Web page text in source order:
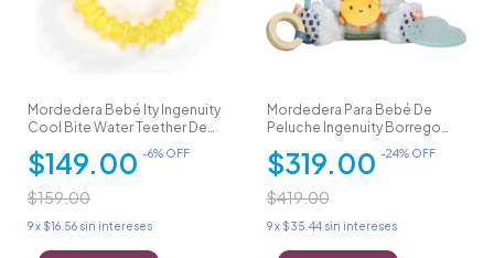
Mordedera Bebé Ity Ingenuity
Cool Bite Water Teether De
$149.00 -6% OFF
$159.00
9x $16.56 sin intereses
Mordedera Para Bebé De
Peluche Ingenuity Borrego
$319.00 -24% OFF
$419.00
9 x $35.44 sin intereses